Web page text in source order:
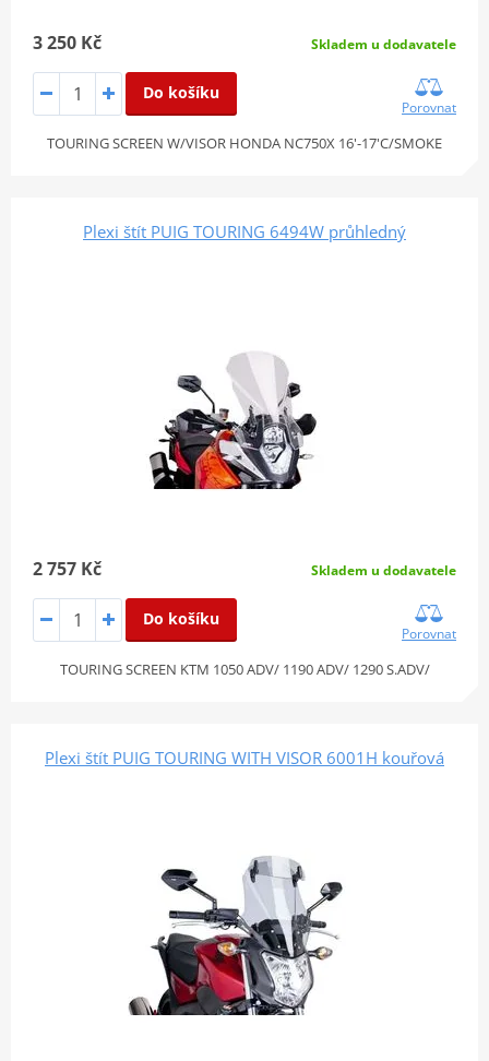
3 250 Kč Skladem u dodavatele
Do košíku
Porovnat
TOURING SCREEN W/VISOR HONDA NC750X 16'-17'C/SMOKE
Plexi štít PUIG TOURING 6494W průhledný
2 757 Kč Skladem u dodavatele
Do košíku
Porovnat
TOURING SCREEN KTM 1050 ADV/ 1190 ADV/ 1290 S.ADV/
Plexi štít PUIG TOURING WITH VISOR 6001H kouřová